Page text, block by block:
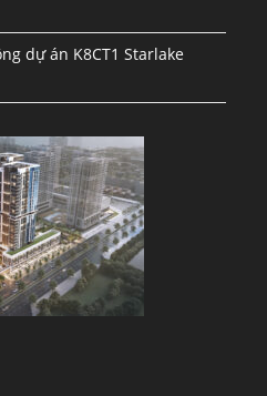
dự án K8CT1 Starlake